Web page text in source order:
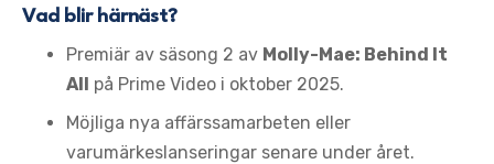
Vad blir härnäst?
Premiär av säsong 2 av Molly-Mae: Behind It
All på Prime Video i oktober 2025.
Möjliga nya affärssamarbeten eller
varumärkeslanseringar senare under året.